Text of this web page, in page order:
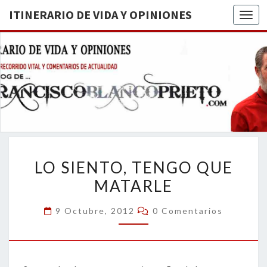
ITINERARIO DE VIDA Y OPINIONES
DE
BREVE
RECORRIDO
VITAL Y
ACTUALIDAD
SIENTO,
TENGO
MATARLE
LO SIENTO, TENGO QUE
MATARLE
9 Octubre, 2012 Comentarios
0 Comentarios